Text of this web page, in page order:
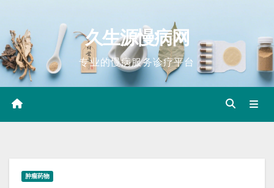
content
久生源慢病网
专业的慢病服务诊疗平台
肿瘤药物